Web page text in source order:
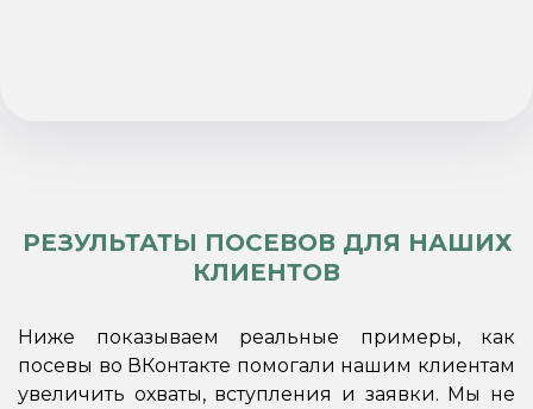
РЕЗУЛЬТАТЫ ПОСЕВОВ ДЛЯ НАШИХ
КЛИЕНТОВ
Ниже показываем реальные примеры, как
посевы во ВКонтакте помогали нашим клиентам
увеличить охваты, вступления и заявки. Мы не